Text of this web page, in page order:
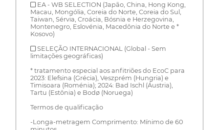
■ EA - WB SELECTION (Japão, China, Hong Kong,
Macau, Mongólia, Coreia do Norte, Coreia do Sul,
Taiwan, Sérvia, Croácia, Bósnia e Herzegovina,
Montenegro, Eslovénia, Macedônia do Norte e *
Kosovo)
■ SELEÇÃO INTERNACIONAL (Global - Sem
limitações geográficas)
* tratamento especial aos anfitriões do EcoC para
2023: Elefsina (Grécia), Veszprém (Hungria) e
Timisoara (Roménia); 2024: Bad Ischl (Áustria),
Tartu (Estônia) e Bodø (Noruega)
Termos de qualificação
-Longa-metragem Comprimento: Mínimo de 60